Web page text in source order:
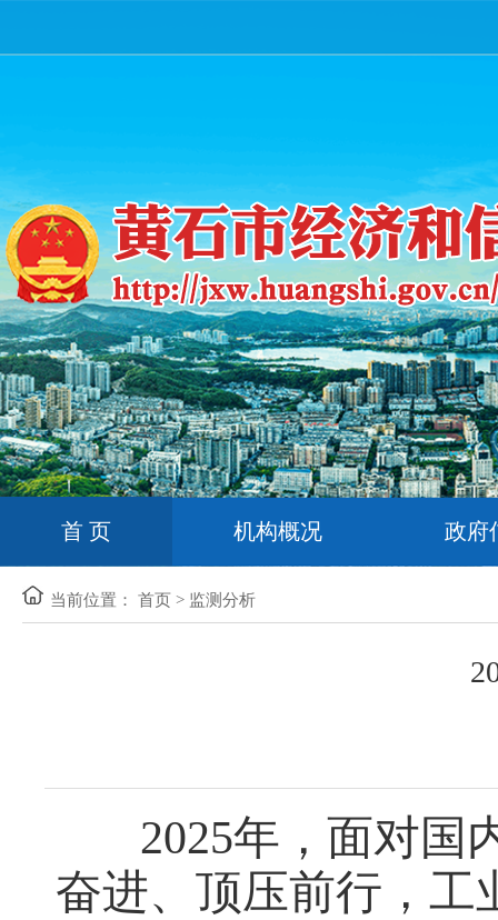
首 页 机构概况 政府
当前位置： 首页 > 监测分析
2025年，面对国
奋进、顶压前行，工